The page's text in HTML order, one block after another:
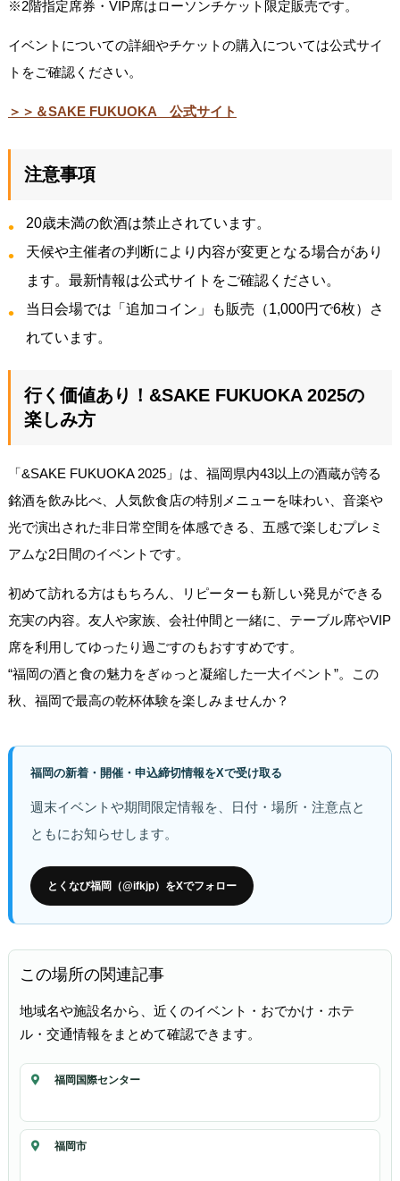
※2階指定席券・VIP席はローソンチケット限定販売です。
イベントについての詳細やチケットの購入については公式サイ
トをご確認ください。
＞＞＆SAKE FUKUOKA 公式サイト
注意事項
20歳未満の飲酒は禁止されています。
天候や主催者の判断により内容が変更となる場合があり
ます。最新情報は公式サイトをご確認ください。
当日会場では「追加コイン」も販売（1,000円で6枚）さ
れています。
行く価値あり！&SAKE FUKUOKA 2025の
楽しみ方
「&SAKE FUKUOKA 2025」は、福岡県内43以上の酒蔵が誇る
銘酒を飲み比べ、人気飲食店の特別メニューを味わい、音楽や
光で演出された非日常空間を体感できる、五感で楽しむプレミ
アムな2日間のイベントです。
初めて訪れる方はもちろん、リピーターも新しい発見ができる
充実の内容。友人や家族、会社仲間と一緒に、テーブル席やVIP
席を利用してゆったり過ごすのもおすすめです。
“福岡の酒と食の魅力をぎゅっと凝縮した一大イベント”。この
秋、福岡で最高の乾杯体験を楽しみませんか？
福岡の新着・開催・申込締切情報をXで受け取る
週末イベントや期間限定情報を、日付・場所・注意点と
ともにお知らせします。
とくなび福岡（@ifkjp）をXでフォロー
この場所の関連記事
地域名や施設名から、近くのイベント・おでかけ・ホテ
ル・交通情報をまとめて確認できます。
福岡国際センター
福岡市